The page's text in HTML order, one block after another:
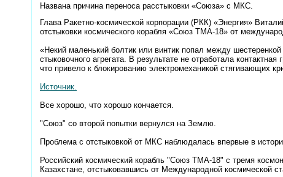
Названа причина переноса расстыковки «Союза» с МКС.
Глава Ракетно-космической корпорации (РКК) «Энергия»
отстыковки космического корабля «Союз ТМА-18» от
«Некий маленький болтик или винтик попал между
стыковочного агрегата. В результате не отработала
что привело к блокированию электромеханикой стягивающих
Источник.
Все хорошо, что хорошо кончается.
"Союз" со второй попытки вернулся на Землю.
Проблема с отстыковкой от МКС наблюдалась впервые в
Российский космический корабль "Союз ТМА-18" с тремя
Казахстане, отстыковавшись от Международной космической